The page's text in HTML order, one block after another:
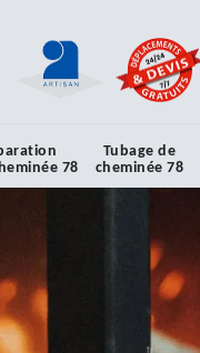
78
Tubage de
cheminée 78